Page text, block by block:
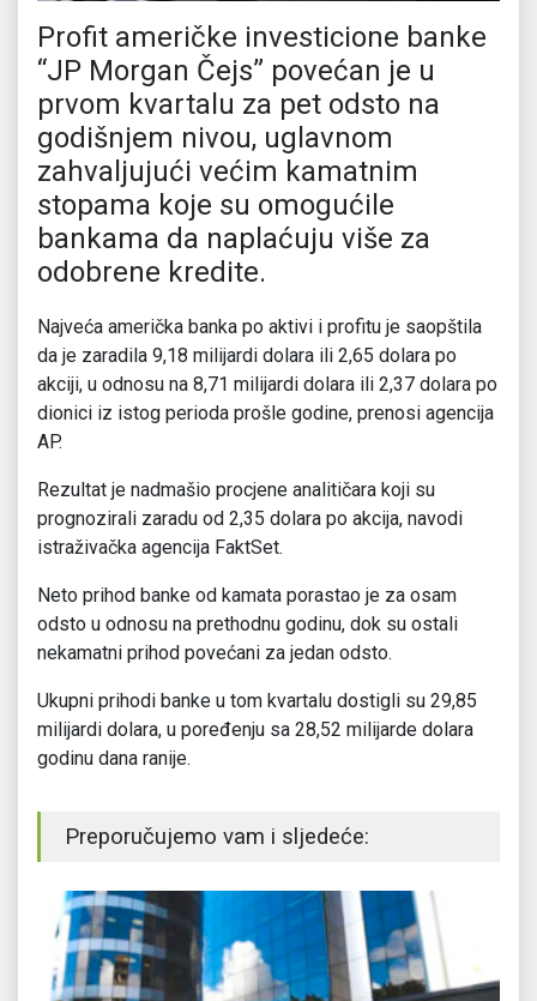
Profit američke investicione banke
“JP Morgan Čejs” povećan je u
prvom kvartalu za pet odsto na
godišnjem nivou, uglavnom
zahvaljujući većim kamatnim
stopama koje su omogućile
bankama da naplaćuju više za
odobrene kredite.
Najveća američka banka po aktivi i profitu je saopštila
da je zaradila 9,18 milijardi dolara ili 2,65 dolara po
akciji, u odnosu na 8,71 milijardi dolara ili 2,37 dolara po
dionici iz istog perioda prošle godine, prenosi agencija
AP.
Rezultat je nadmašio procjene analitičara koji su
prognozirali zaradu od 2,35 dolara po akcija, navodi
istraživačka agencija FaktSet.
Neto prihod banke od kamata porastao je za osam
odsto u odnosu na prethodnu godinu, dok su ostali
nekamatni prihod povećani za jedan odsto.
Ukupni prihodi banke u tom kvartalu dostigli su 29,85
milijardi dolara, u poređenju sa 28,52 milijarde dolara
godinu dana ranije.
Preporučujemo vam i sljedeće: